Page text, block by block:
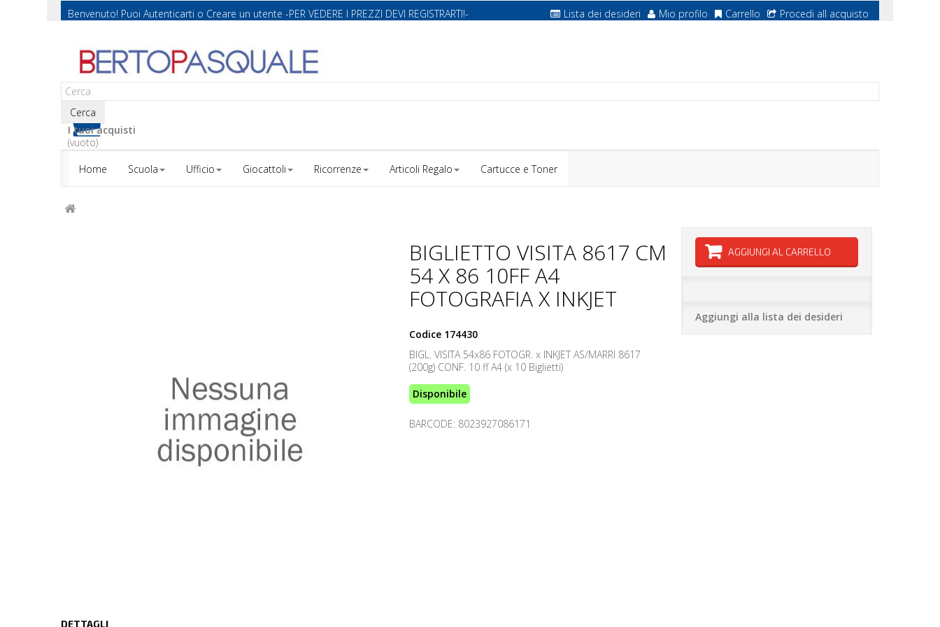
Benvenuto! Puoi Autenticarti o Creare un utente -PER VEDERE I PREZZI DEVI REGISTRARTI!- Lista dei desideri Mio profilo Carrello Procedi all acquisto
Cerca
I tuoi acquisti
(vuoto)
Home
Scuola Ufficio Giocattoli Ricorrenze Articoli Regalo Cartucce e Toner
BIGLIETTO VISITA 8617 CM
54 X 86 10FF A4
FOTOGRAFIA X INKJET
Codice 174430
BIGL. VISITA 54x86 FOTOGR. x INKJET AS/MARRI 8617
(200g) CONF. 10 ff A4 (x 10 Biglietti)
Disponibile
BARCODE: 8023927086171
AGGIUNGI AL CARRELLO
Aggiungi alla lista dei desideri
DETTAGLI